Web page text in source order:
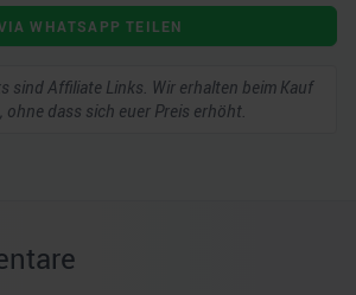
WHATSAPP TEILEN
sind Affiliate Links. Wir erhalten beim Kauf
ohne dass sich euer Preis erhöht.